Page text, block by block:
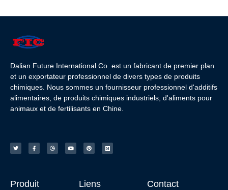
Dalian Future International Co. est un fabricant de premier plan
et un exportateur professionnel de divers types de produits
chimiques. Nous sommes un fournisseur professionnel d'additifs
alimentaires, de produits chimiques industriels, d'aliments pour
animaux et de fertilisants en Chine.
Produit Liens Contact